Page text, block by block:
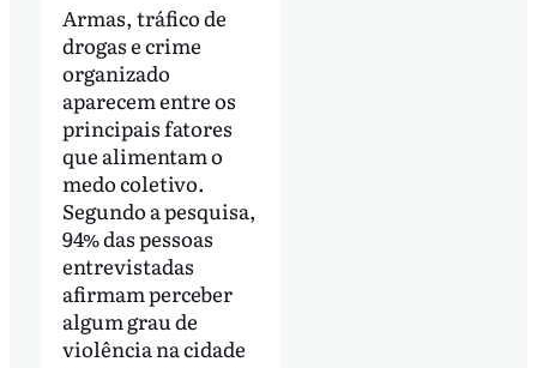
Armas, tráfico de
drogas e crime
organizado
aparecem entre os
principais fatores
que alimentam o
medo coletivo.
Segundo a pesquisa,
94% das pessoas
entrevistadas
afirmam perceber
algum grau de
violência na cidade